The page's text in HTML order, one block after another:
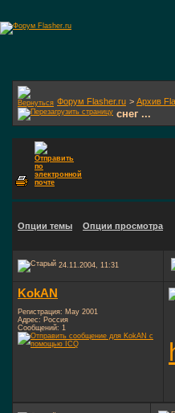
Форум Flasher.ru > Архив
снег ...
Опции темы Опции просмотра
24.11.2004, 11:31
KokAN
Регистрация: May 2001
Адрес: Россия
Сообщений: 1